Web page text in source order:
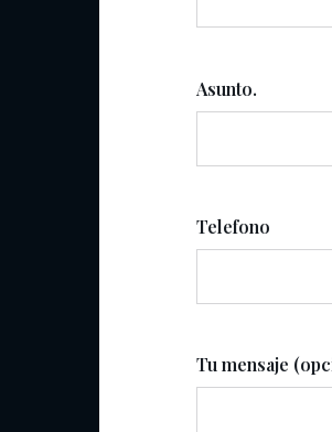
Asunto.
Telefono
Tu mensaje